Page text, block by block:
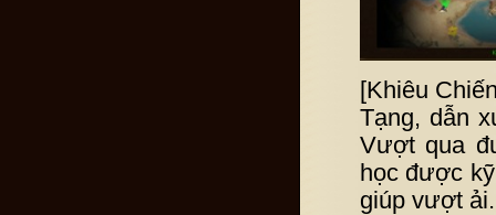
[Khiêu
Tạng, dẫn
Vượt qua
học được
giúp vượt ải.